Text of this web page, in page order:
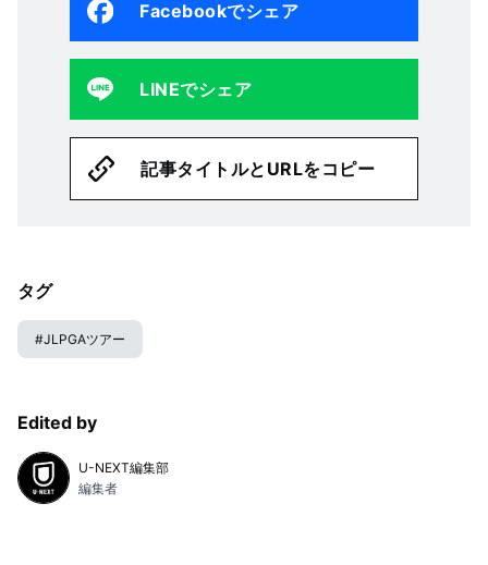
Facebookでシェア
LINEでシェア
記事タイトルとURLをコピー
タグ
#JLPGAツアー
Edited by
U-NEXT編集部
編集者